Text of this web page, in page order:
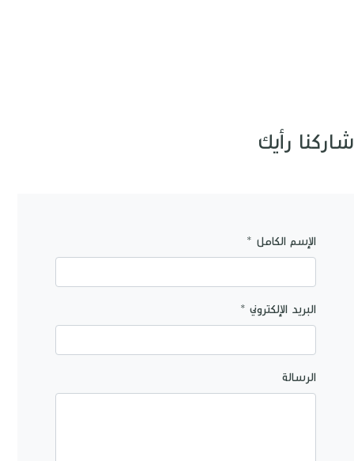
شاركنا رأيك
الإسم الكامل *
البريد الإلكتروني *
الرسالة